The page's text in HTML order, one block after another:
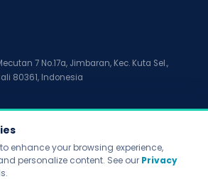
7 No.17a, Jimbaran, Kec. Kuta Sel.,
80361, Indonesia
Digital Indonesia. All rights reserved.
enhance your browsing experience,
personalize content. See our Privacy